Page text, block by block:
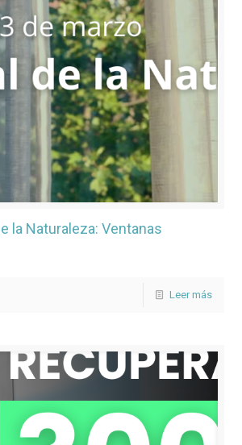
la Naturaleza: Ventanas
Leer más